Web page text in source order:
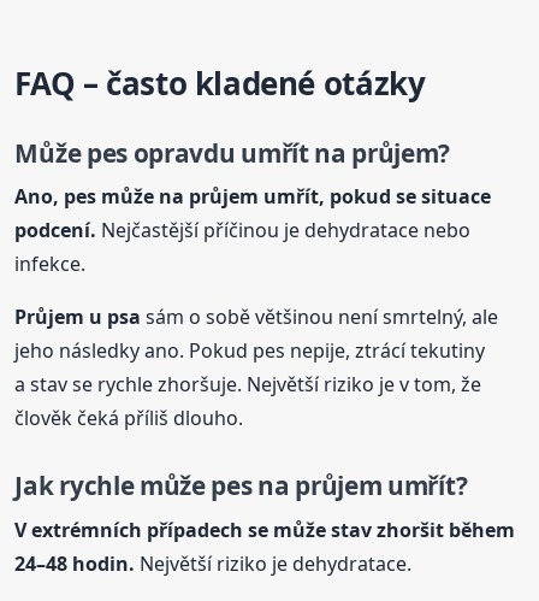
FAQ – často kladené otázky
Může pes opravdu umřít na průjem?
Ano, pes může na průjem umřít, pokud se situace
podcení. Nejčastější příčinou je dehydratace nebo
infekce.
Průjem u psa sám o sobě většinou není smrtelný, ale
jeho následky ano. Pokud pes nepije, ztrácí tekutiny
a stav se rychle zhoršuje. Největší riziko je v tom, že
člověk čeká příliš dlouho.
Jak rychle může pes na průjem umřít?
V extrémních případech se může stav zhoršit během
24–48 hodin. Největší riziko je dehydratace.